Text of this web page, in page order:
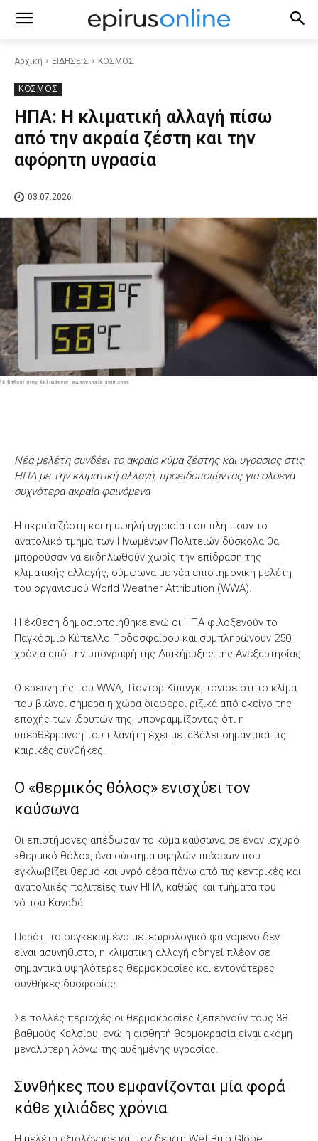
Αρχική ΕΙΔΗΣΕΙΣ ΚΟΣΜΟΣ
ΚΟΣΜΟΣ
ΗΠΑ: Η κλιματική αλλαγή πίσω
από την ακραία ζέστη και την
αφόρητη υγρασία
03.07.2026
Νέα μελέτη συνδέει το ακραίο κύμα ζέστης και υγρασίας στις
ΗΠΑ με την κλιματική αλλαγή, προειδοποιώντας για ολοένα
συχνότερα ακραία φαινόμενα
Η ακραία ζέστη και η υψηλή υγρασία που πλήττουν το
ανατολικό τμήμα των Ηνωμένων Πολιτειών δύσκολα θα
μπορούσαν να εκδηλωθούν χωρίς την επίδραση της
κλιματικής αλλαγής, σύμφωνα με νέα επιστημονική μελέτη
του οργανισμού World Weather Attribution (WWA).
Η έκθεση δημοσιοποιήθηκε ενώ οι ΗΠΑ φιλοξενούν το
Παγκόσμιο Κύπελλο Ποδοσφαίρου και συμπληρώνουν 250
χρόνια από την υπογραφή της Διακήρυξης της Ανεξαρτησίας.
Ο ερευνητής του WWA, Τίοντορ Κίπινγκ, τόνισε ότι το κλίμα
που βιώνει σήμερα η χώρα διαφέρει ριζικά από εκείνο της
εποχής των ιδρυτών της, υπογραμμίζοντας ότι η
υπερθέρμανση του πλανήτη έχει μεταβάλει σημαντικά τις
καιρικές συνθήκες.
Ο «θερμικός θόλος» ενισχύει τον
καύσωνα
Οι επιστήμονες απέδωσαν το κύμα καύσωνα σε έναν ισχυρό
«θερμικό θόλο», ένα σύστημα υψηλών πιέσεων που
εγκλωβίζει θερμό και υγρό αέρα πάνω από τις κεντρικές και
ανατολικές πολιτείες των ΗΠΑ, καθώς και τμήματα του
νότιου Καναδά.
Παρότι το συγκεκριμένο μετεωρολογικό φαινόμενο δεν
είναι ασυνήθιστο, η κλιματική αλλαγή οδηγεί πλέον σε
σημαντικά υψηλότερες θερμοκρασίες και εντονότερες
συνθήκες δυσφορίας.
Σε πολλές περιοχές οι θερμοκρασίες ξεπερνούν τους 38
βαθμούς Κελσίου, ενώ η αισθητή θερμοκρασία είναι ακόμη
μεγαλύτερη λόγω της αυξημένης υγρασίας.
Συνθήκες που εμφανίζονται μία φορά
κάθε χιλιάδες χρόνια